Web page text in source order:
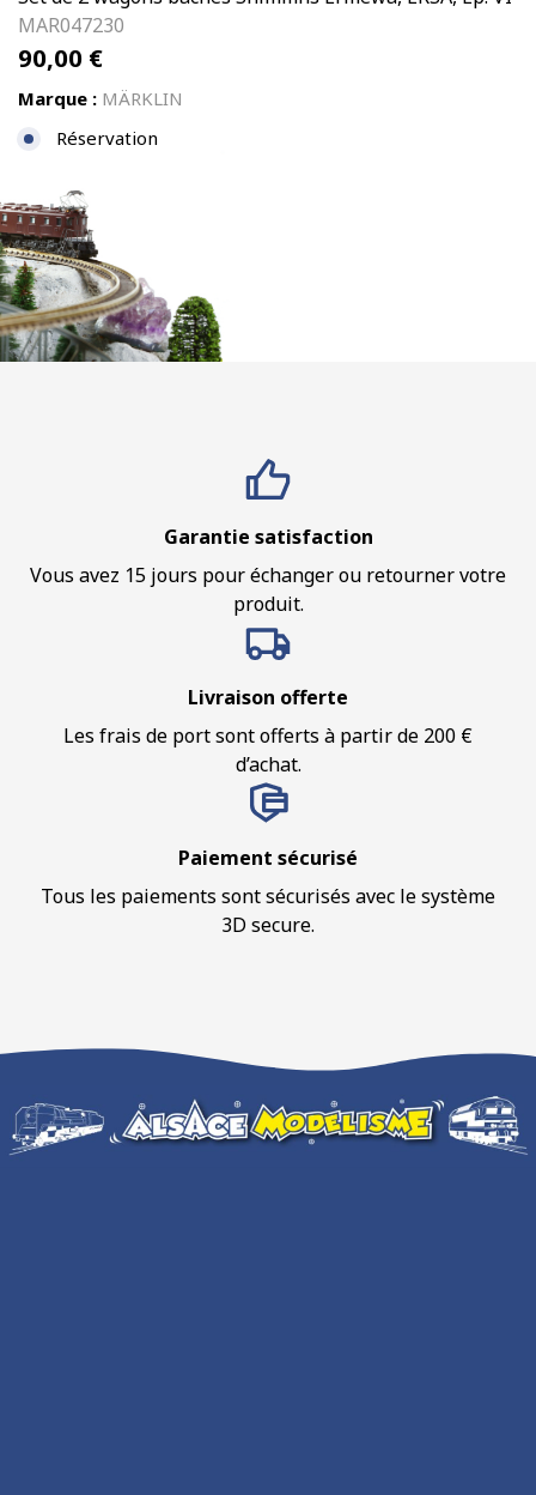
MAR047230
90,00 €
Marque : MÄRKLIN
Réservation
Garantie satisfaction
Vous avez 15 jours pour échanger ou retourner votre
produit.
Livraison offerte
Les frais de port sont offerts à partir de 200 €
d’achat.
Paiement sécurisé
Tous les paiements sont sécurisés avec le système
3D secure.